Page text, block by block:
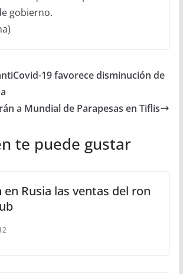
gobierno.
19 favorece disminución de
a Mundial de Parapesas en Tiflis
te puede gustar
Rusia las ventas del ron